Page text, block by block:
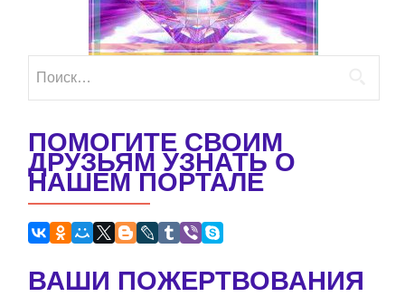
ПОМОГИТЕ СВОИМ
ДРУЗЬЯМ УЗНАТЬ О
НАШЕМ ПОРТАЛЕ
ВАШИ ПОЖЕРТВОВАНИЯ